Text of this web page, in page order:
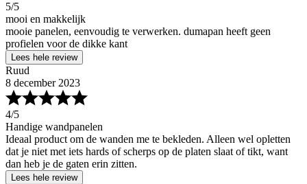
5/5
mooi en makkelijk
mooie panelen, eenvoudig te verwerken. dumapan heeft geen
profielen voor de dikke kant
Lees hele review
Ruud
8 december 2023
4/5
Handige wandpanelen
Ideaal product om de wanden me te bekleden. Alleen wel opletten
dat je niet met iets hards of scherps op de platen slaat of tikt, want
dan heb je de gaten erin zitten.
Lees hele review